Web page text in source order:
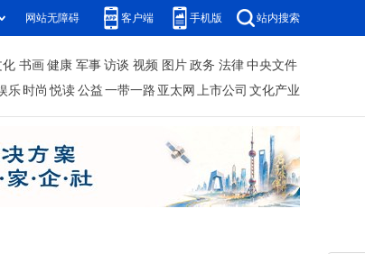
网站无障碍 客户端 手机版 站内搜索
化 书画 健康 军事 访谈 视频 图片 政务 法律 中央文件
乐 时尚 悦读 公益 一带一路 亚太网 上市公司 文化产业